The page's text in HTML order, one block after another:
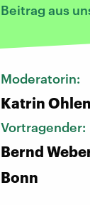
Beitrag aus
Moderatorin:
Katrin
Vortragender:
Bernd
Bonn